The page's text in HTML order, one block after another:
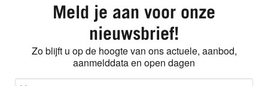
Meld je aan voor onze
nieuwsbrief!
Zo blijft u op de hoogte van ons actuele, aanbod,
aanmelddata en open dagen